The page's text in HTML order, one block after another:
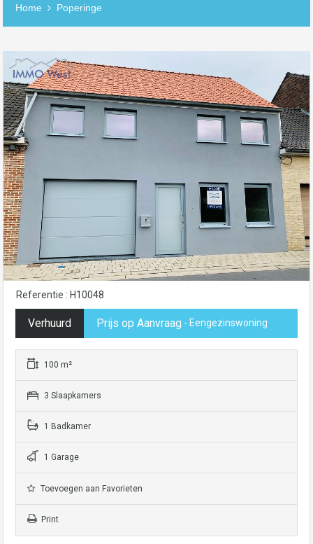
Home Poperinge
Referentie : H10048
Verhuurd Prijs op Aanvraag - Eengezinswoning
100 m²
3 Slaapkamers
1 Badkamer
1 Garage
Toevoegen aan Favorieten
Print